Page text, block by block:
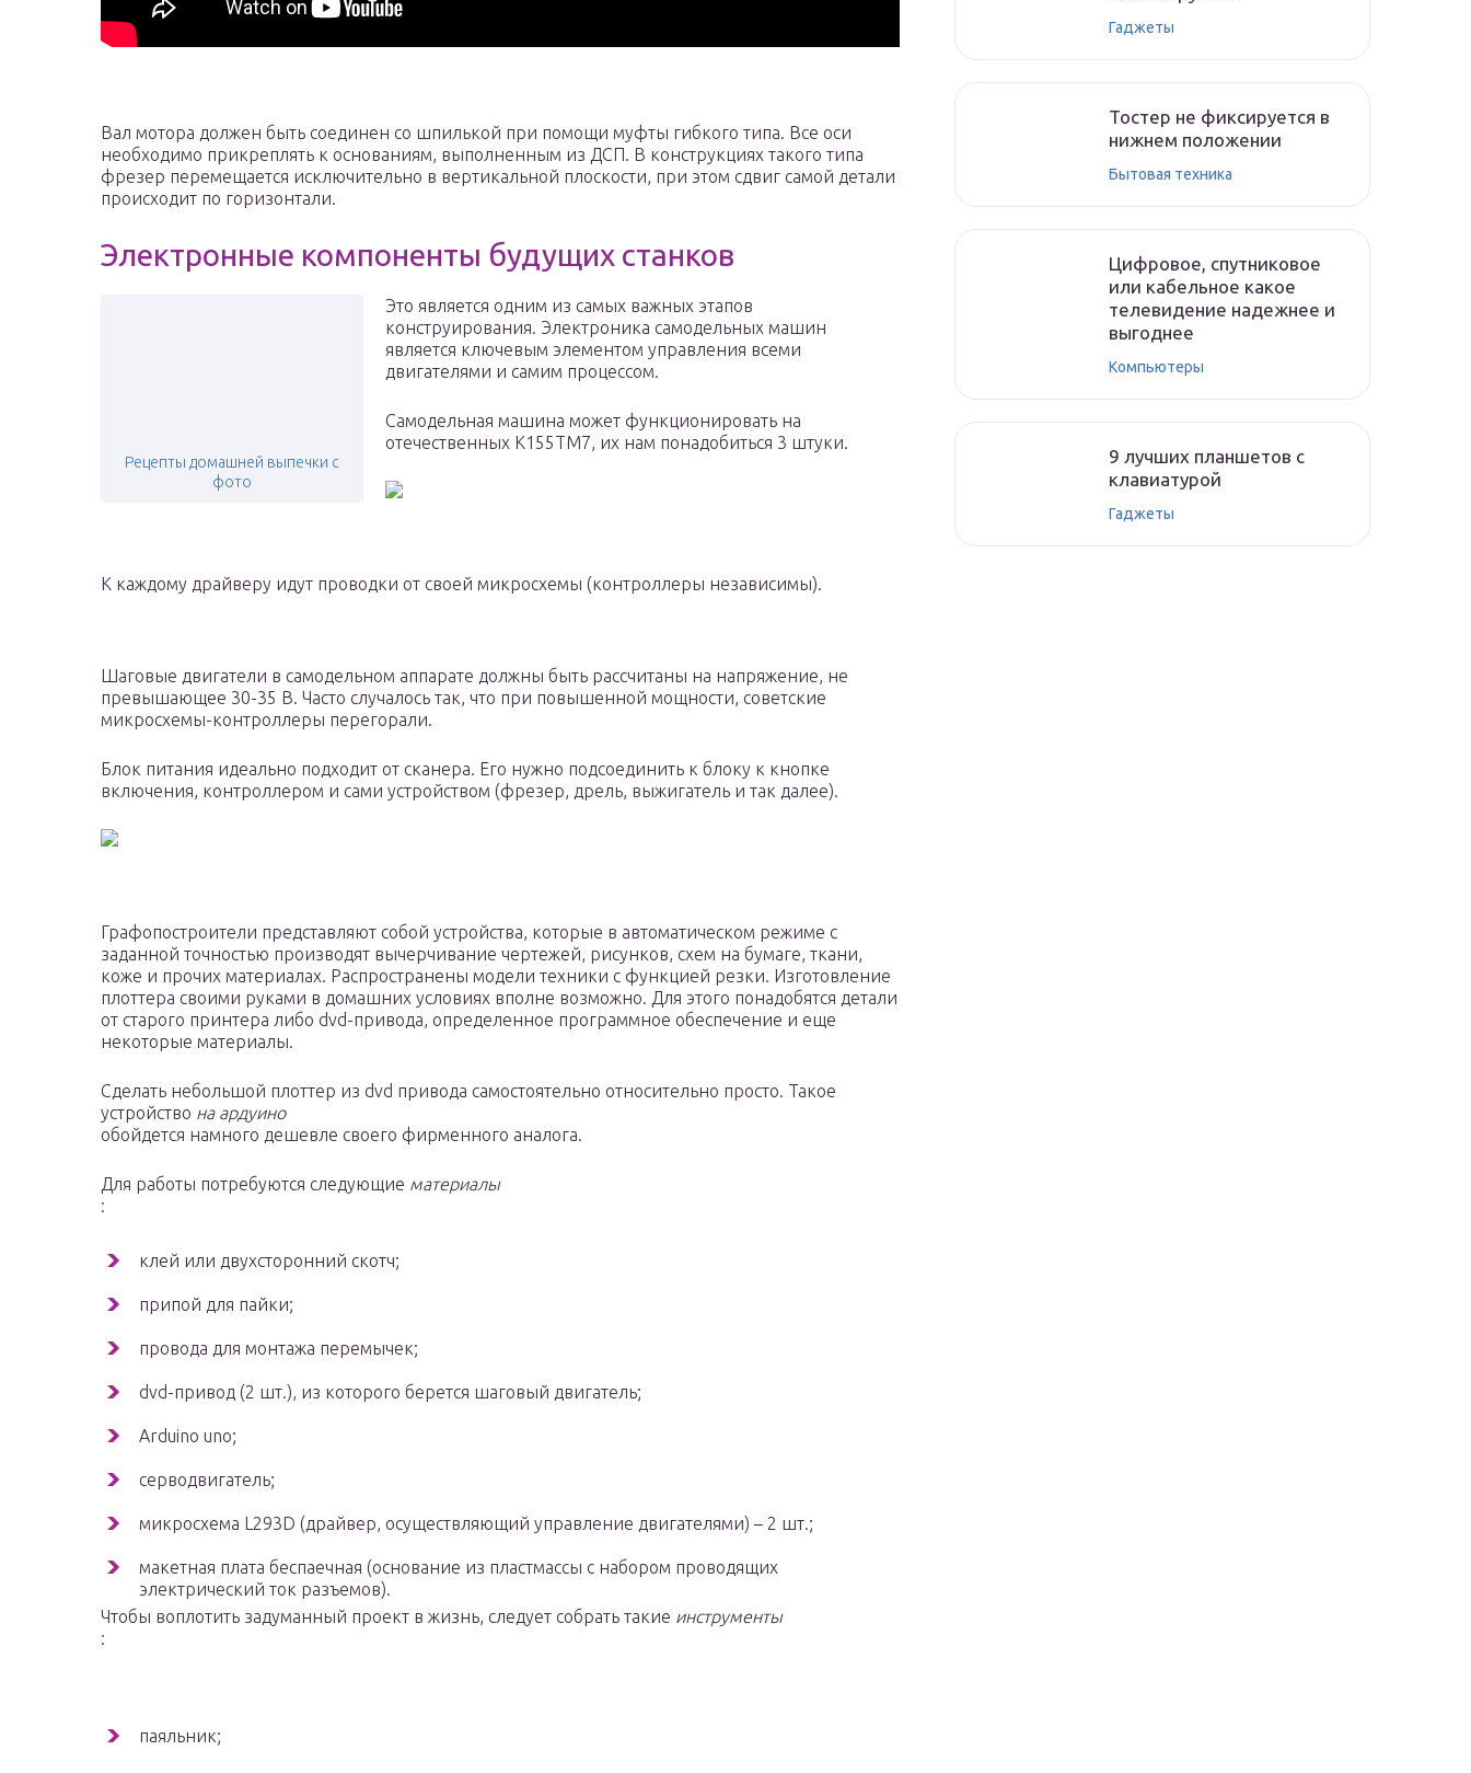
Вал мотора должен быть соединен со шпилькой при помощи муфты гибкого типа. Все оси
необходимо прикреплять к основаниям, выполненным из ДСП. В конструкциях такого типа
фрезер перемещается исключительно в вертикальной плоскости, при этом сдвиг самой детали
происходит по горизонтали.
Электронные компоненты будущих станков
Рецепты домашней выпечки с
фото
Это является одним из самых важных этапов
конструирования. Электроника самодельных машин
является ключевым элементом управления всеми
двигателями и самим процессом.
Самодельная машина может функционировать на
отечественных К155ТМ7, их нам понадобиться 3 штуки.
К каждому драйверу идут проводки от своей микросхемы (контроллеры независимы).
Шаговые двигатели в самодельном аппарате должны быть рассчитаны на напряжение, не
превышающее 30-35 В. Часто случалось так, что при повышенной мощности, советские
микросхемы-контроллеры перегорали.
Блок питания идеально подходит от сканера. Его нужно подсоединить к блоку к кнопке
включения, контроллером и сами устройством (фрезер, дрель, выжигатель и так далее).
Графопостроители представляют собой устройства, которые в автоматическом режиме с
заданной точностью производят вычерчивание чертежей, рисунков, схем на бумаге, ткани,
коже и прочих материалах. Распространены модели техники с функцией резки. Изготовление
плоттера своими руками в домашних условиях вполне возможно. Для этого понадобятся детали
от старого принтера либо dvd-привода, определенное программное обеспечение и еще
некоторые материалы.
Сделать небольшой плоттер из dvd привода самостоятельно относительно просто. Такое
устройство на ардуино
обойдется намного дешевле своего фирменного аналога.
Для работы потребуются следующие материалы
:
клей или двухсторонний скотч;
припой для пайки;
провода для монтажа перемычек;
dvd-привод (2 шт.), из которого берется шаговый двигатель;
Arduino uno;
серводвигатель;
микросхема L293D (драйвер, осуществляющий управление двигателями) – 2 шт.;
макетная плата беспаечная (основание из пластмассы с набором проводящих
электрический ток разъемов).
Чтобы воплотить задуманный проект в жизнь, следует собрать такие инструменты
:
паяльник;
Гаджеты
Тостер не фиксируется в
нижнем положении
Бытовая техника
Цифровое, спутниковое
или кабельное какое
телевидение надежнее и
выгоднее
Компьютеры
9 лучших планшетов с
клавиатурой
Гаджеты